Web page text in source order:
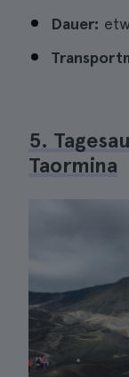
Dauer:
5.
Taormina